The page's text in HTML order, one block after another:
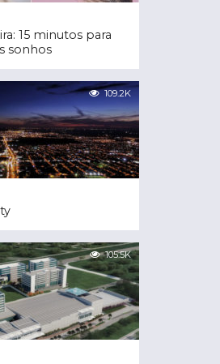
15 minutos para
sonhos
109.2K
105.5K